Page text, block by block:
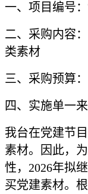
一、 项目编号：
二、采购内容：
类素材
三、采购预算：
四、实施单一
我台在党建节
素材。因此，
性， 2026年拟
买党建素材。